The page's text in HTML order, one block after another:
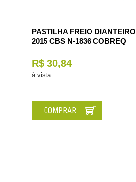
PASTILHA FREIO
2015 CBS N-1836 COBREQ
R$ 30,84
à vista
COMPRAR